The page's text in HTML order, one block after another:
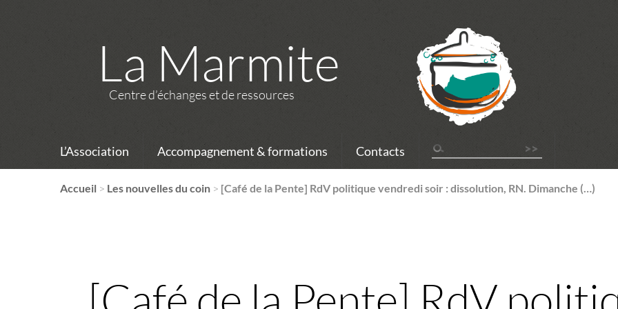
La Marmite
Centre d’échanges et de ressources
L’Association Accompagnement & formations Contacts
Accueil > Les nouvelles du coin > [Café de la Pente] RdV politique vendredi soir : dissolution, RN. Dimanche (…)